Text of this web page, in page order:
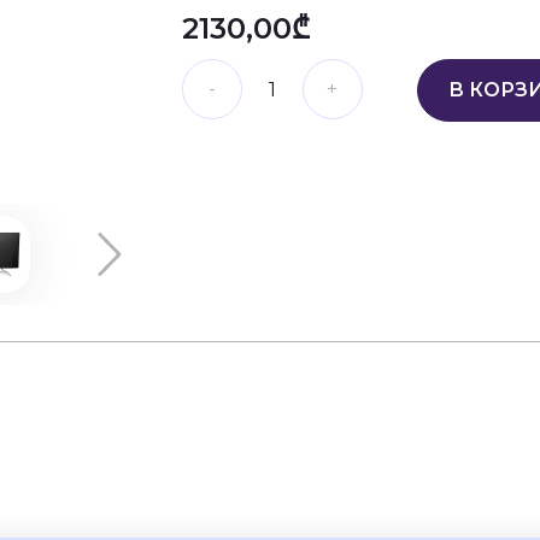
2130,00₾
В